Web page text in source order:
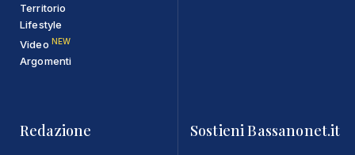
Territorio
Lifestyle
Video NEW
Argomenti
Redazione Sostieni Bassanonet.it